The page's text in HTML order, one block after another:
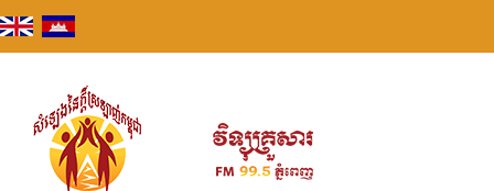
to
content